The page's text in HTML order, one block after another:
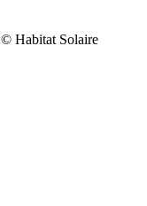
© Habitat Solaire